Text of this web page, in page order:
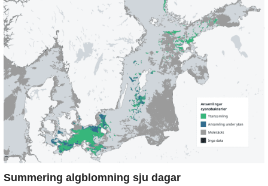
Summering algblomning sju dagar